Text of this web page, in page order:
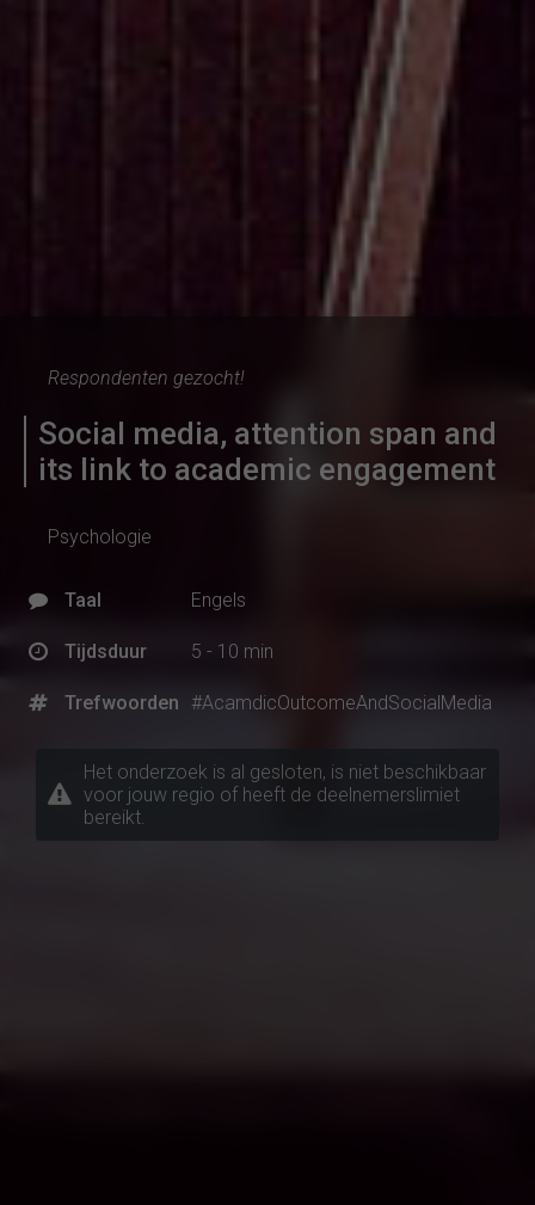
Respondenten gezocht!
Social media, attention span and
its link to academic engagement
Psychologie
Taal Engels
Tijdsduur 5 - 10 min
Trefwoorden #AcamdicOutcomeAndSocialMedia
Het onderzoek is al gesloten, is niet beschikbaar
voor jouw regio of heeft de deelnemerslimiet
bereikt.